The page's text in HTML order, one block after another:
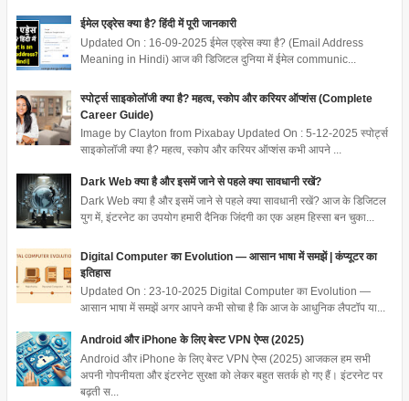
ईमेल एड्रेस क्या है? हिंदी में पूरी जानकारी
Updated On : 16-09-2025 ईमेल एड्रेस क्या है? (Email Address
Meaning in Hindi) आज की डिजिटल दुनिया में ईमेल communic...
स्पोर्ट्स साइकोलॉजी क्या है? महत्व, स्कोप और करियर ऑप्शंस (Complete
Career Guide)
Image by Clayton from Pixabay Updated On : 5-12-2025 स्पोर्ट्स
साइकोलॉजी क्या है? महत्व, स्कोप और करियर ऑप्शंस कभी आपने ...
Dark Web क्या है और इसमें जाने से पहले क्या सावधानी रखें?
Dark Web क्या है और इसमें जाने से पहले क्या सावधानी रखें? आज के डिजिटल
युग में, इंटरनेट का उपयोग हमारी दैनिक जिंदगी का एक अहम हिस्सा बन चुका...
Digital Computer का Evolution — आसान भाषा में समझें | कंप्यूटर का
इतिहास
Updated On : 23-10-2025 Digital Computer का Evolution —
आसान भाषा में समझें अगर आपने कभी सोचा है कि आज के आधुनिक लैपटॉप या...
Android और iPhone के लिए बेस्ट VPN ऐप्स (2025)
Android और iPhone के लिए बेस्ट VPN ऐप्स (2025) आजकल हम सभी
अपनी गोपनीयता और इंटरनेट सुरक्षा को लेकर बहुत सतर्क हो गए हैं। इंटरनेट पर
बढ़ती स...